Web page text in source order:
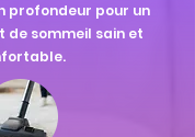
profondeur pour un
de sommeil sain et